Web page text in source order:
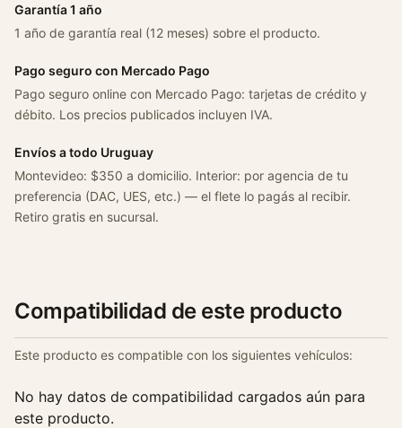
0
2
1
/
2
2
6
c
a
d
a
d
Garantía 1 año
1 año de garantía real (12 meses) sobre el producto.
Pago seguro con Mercado Pago
Pago seguro online con Mercado Pago: tarjetas de crédito y
débito. Los precios publicados incluyen IVA.
Envíos a todo Uruguay
Montevideo: $350 a domicilio. Interior: por agencia de tu
preferencia (DAC, UES, etc.) — el flete lo pagás al recibir.
Retiro gratis en sucursal.
Compatibilidad de este producto
Este producto es compatible con los siguientes vehículos:
No hay datos de compatibilidad cargados aún para
este producto.